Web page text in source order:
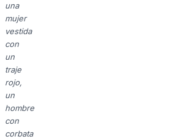
una
mujer
vestida
con
un
traje
rojo,
un
hombre
con
corbata